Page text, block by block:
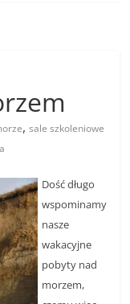
,sale szkoleniowe
Dość długo
wspominamy
nasze
wakacyjne
pobyty nad
morzem,